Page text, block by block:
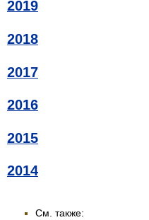
2019
2018
2017
2016
2015
2014
См. также: